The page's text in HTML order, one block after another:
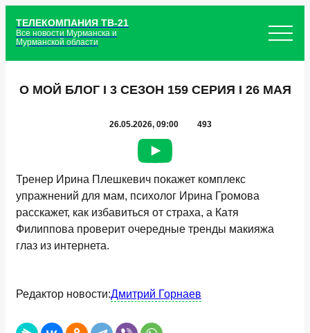
ТЕЛЕКОМПАНИЯ ТВ-21
Все новости Мурманска и
Мурманской области
О МОЙ БЛОГ I 3 СЕЗОН 159 СЕРИЯ I 26 МАЯ
26.05.2026, 09:00 493
Тренер Ирина Плешкевич покажет комплекс
упражнений для мам, психолог Ирина Громова
расскажет, как избавиться от страха, а Катя
Филиппова проверит очередные тренды макияжа
глаз из интернета.
Редактор новости:Дмитрий Горнаев